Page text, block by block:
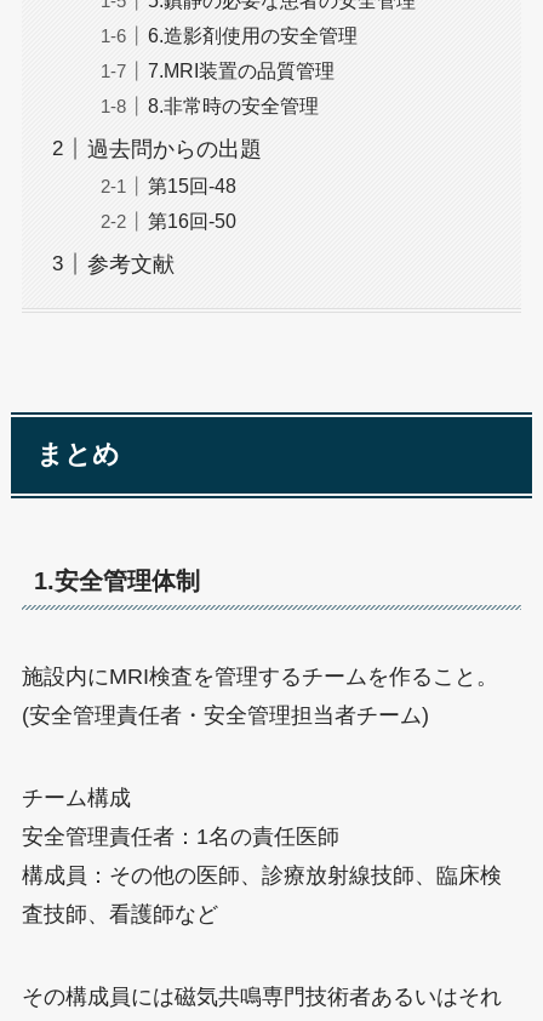
6.造影剤使用の安全管理
7.MRI装置の品質管理
8.非常時の安全管理
過去問からの出題
第15回-48
第16回-50
参考文献
まとめ
1.安全管理体制
施設内にMRI検査を管理するチームを作ること。
(安全管理責任者・安全管理担当者チーム)
チーム構成
安全管理責任者：1名の責任医師
構成員：その他の医師、診療放射線技師、臨床検
査技師、看護師など
その構成員には磁気共鳴専門技術者あるいはそれ